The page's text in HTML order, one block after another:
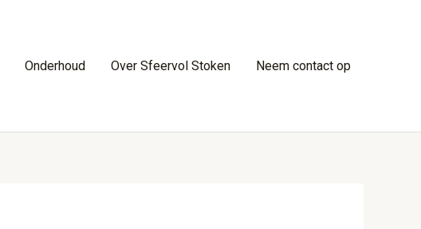
Onderhoud Over Sfeervol Stoken Neem contact op